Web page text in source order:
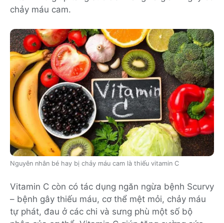
chảy máu cam.
Nguyên nhân bé hay bị chảy máu cam là thiếu vitamin C
Vitamin C còn có tác dụng ngăn ngừa bệnh Scurvy
– bệnh gây thiếu máu, cơ thể mệt mỏi, chảy máu
tự phát, đau ở các chi và sưng phù một số bộ